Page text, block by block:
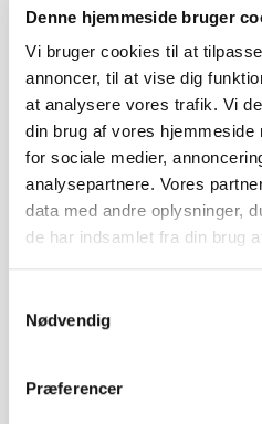
Denne hjemmeside bruger
Vi bruger cookies til at
annoncer, til at vise dig
at analysere vores trafik. Vi
din brug af vores hjemmeside
for sociale medier,
analysepartnere. Vores
data med andre oplysninger,
de har indsamlet fra din brug
Nødvendig
Præferencer
3.465,00
Afhentning og forsendelse